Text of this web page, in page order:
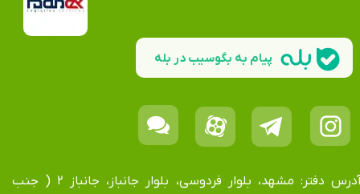
آدرس دفتر: مشهد، بلوار فردوسی، بلوار جانباز، جانباز ۲ ( جنب
پیام به بگوسیب در بله